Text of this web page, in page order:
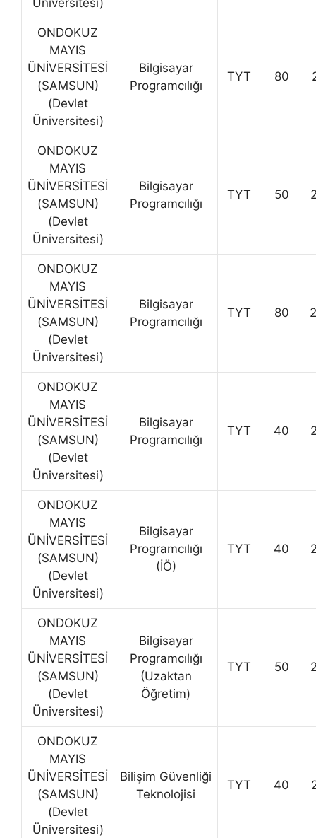
Üniversitesi)
ONDOKUZ
MAYIS
ÜNİVERSİTESİ
(SAMSUN)
(Devlet
Üniversitesi)
Bilgisayar
Programcılığı
TYT 80
ONDOKUZ
MAYIS
ÜNİVERSİTESİ
(SAMSUN)
(Devlet
Üniversitesi)
Bilgisayar
Programcılığı
TYT 50
ONDOKUZ
MAYIS
ÜNİVERSİTESİ
(SAMSUN)
(Devlet
Üniversitesi)
Bilgisayar
Programcılığı
TYT 80
ONDOKUZ
MAYIS
ÜNİVERSİTESİ
(SAMSUN)
(Devlet
Üniversitesi)
Bilgisayar
Programcılığı
TYT 40
ONDOKUZ
MAYIS
ÜNİVERSİTESİ
(SAMSUN)
(Devlet
Üniversitesi)
Bilgisayar
Programcılığı
(İÖ)
TYT 40
ONDOKUZ
MAYIS
ÜNİVERSİTESİ
(SAMSUN)
(Devlet
Üniversitesi)
Bilgisayar
Programcılığı
(Uzaktan
Öğretim)
TYT 50
ONDOKUZ
MAYIS
ÜNİVERSİTESİ
(SAMSUN)
(Devlet
Üniversitesi)
Bilişim Güvenliği
Teknolojisi
TYT 40